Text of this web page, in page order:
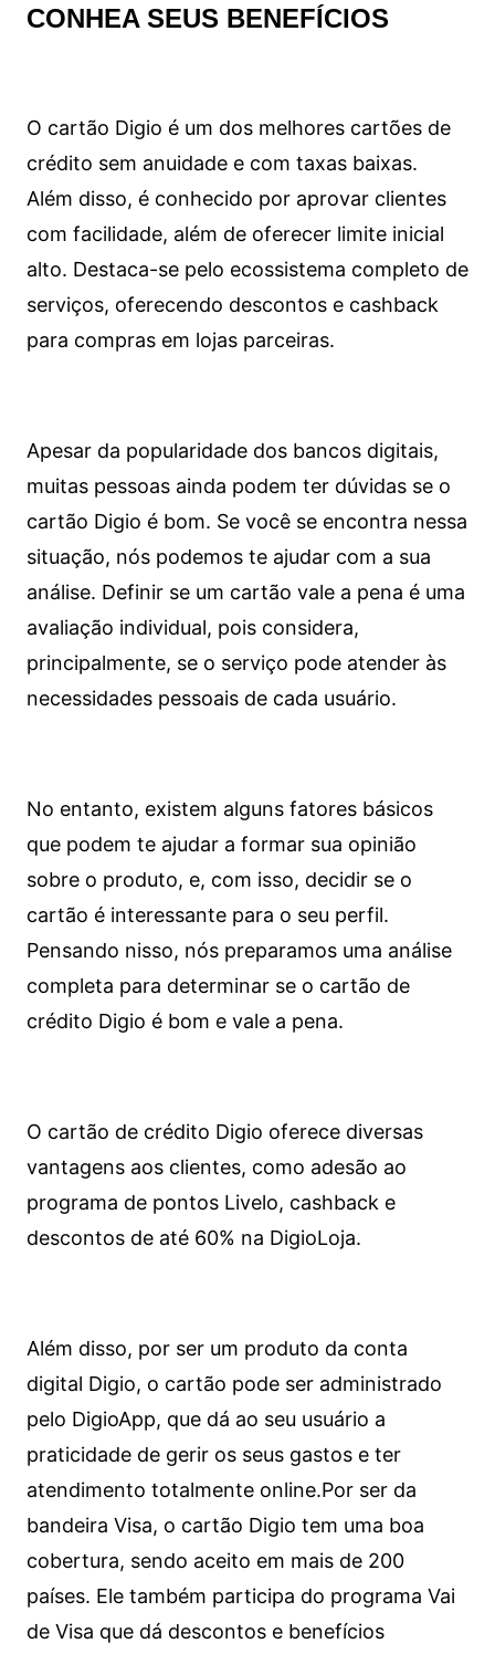
CONHEA SEUS BENEFÍCIOS
O cartão Digio é um dos melhores cartões de
crédito sem anuidade e com taxas baixas.
Além disso, é conhecido por aprovar clientes
com facilidade, além de oferecer limite inicial
alto. Destaca-se pelo ecossistema completo de
serviços, oferecendo descontos e cashback
para compras em lojas parceiras.
Apesar da popularidade dos bancos digitais,
muitas pessoas ainda podem ter dúvidas se o
cartão Digio é bom. Se você se encontra nessa
situação, nós podemos te ajudar com a sua
análise. Definir se um cartão vale a pena é uma
avaliação individual, pois considera,
principalmente, se o serviço pode atender às
necessidades pessoais de cada usuário.
No entanto, existem alguns fatores básicos
que podem te ajudar a formar sua opinião
sobre o produto, e, com isso, decidir se o
cartão é interessante para o seu perfil.
Pensando nisso, nós preparamos uma análise
completa para determinar se o cartão de
crédito Digio é bom e vale a pena.
O cartão de crédito Digio oferece diversas
vantagens aos clientes, como adesão ao
programa de pontos Livelo, cashback e
descontos de até 60% na DigioLoja.
Além disso, por ser um produto da conta
digital Digio, o cartão pode ser administrado
pelo DigioApp, que dá ao seu usuário a
praticidade de gerir os seus gastos e ter
atendimento totalmente online.Por ser da
bandeira Visa, o cartão Digio tem uma boa
cobertura, sendo aceito em mais de 200
países. Ele também participa do programa Vai
de Visa que dá descontos e benefícios